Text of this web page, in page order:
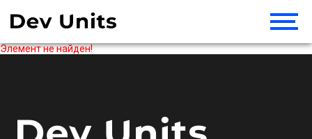
Элемент не найден!